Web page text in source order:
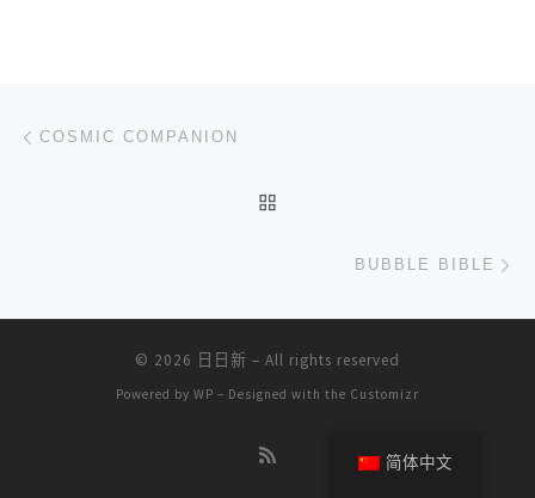
文章导航
COSMIC COMPANION
BUBBLE BIBLE
© 2026 日日新 – All rights reserved
Powered by WP – Designed with the Customizr
简体中文